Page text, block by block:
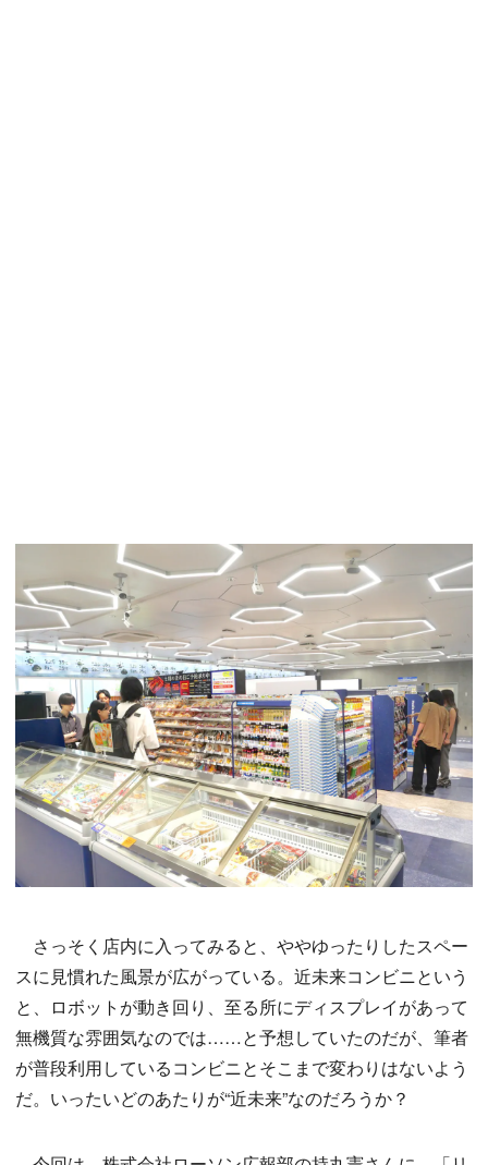
さっそく店内に入ってみると、ややゆったりしたスペー
スに見慣れた風景が広がっている。近未来コンビニという
と、ロボットが動き回り、至る所にディスプレイがあって
無機質な雰囲気なのでは……と予想していたのだが、筆者
が普段利用しているコンビニとそこまで変わりはないよう
だ。いったいどのあたりが“近未来”なのだろうか？